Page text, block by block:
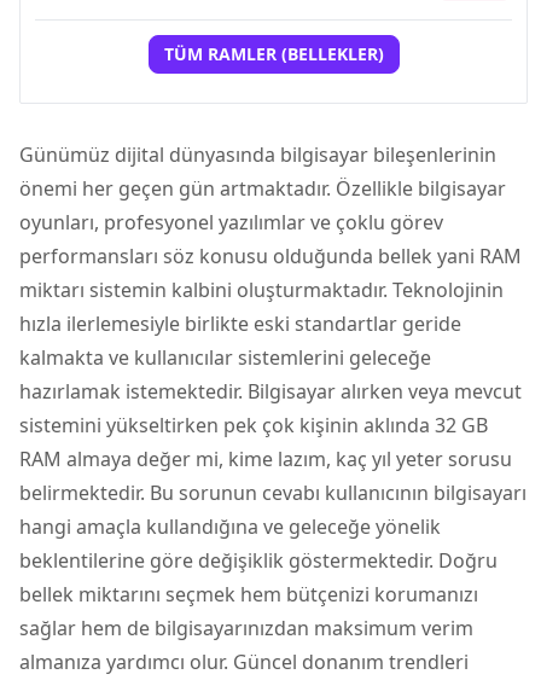
TÜM RAMLER (BELLEKLER)
Günümüz dijital dünyasında bilgisayar bileşenlerinin
önemi her geçen gün artmaktadır. Özellikle bilgisayar
oyunları, profesyonel yazılımlar ve çoklu görev
performansları söz konusu olduğunda bellek yani RAM
miktarı sistemin kalbini oluşturmaktadır. Teknolojinin
hızla ilerlemesiyle birlikte eski standartlar geride
kalmakta ve kullanıcılar sistemlerini geleceğe
hazırlamak istemektedir. Bilgisayar alırken veya mevcut
sistemini yükseltirken pek çok kişinin aklında 32 GB
RAM almaya değer mi, kime lazım, kaç yıl yeter sorusu
belirmektedir. Bu sorunun cevabı kullanıcının bilgisayarı
hangi amaçla kullandığına ve geleceğe yönelik
beklentilerine göre değişiklik göstermektedir. Doğru
bellek miktarını seçmek hem bütçenizi korumanızı
sağlar hem de bilgisayarınızdan maksimum verim
almanıza yardımcı olur. Güncel donanım trendleri